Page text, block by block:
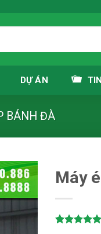
DỰ ÁN
BÁNH ĐÀ
Máy